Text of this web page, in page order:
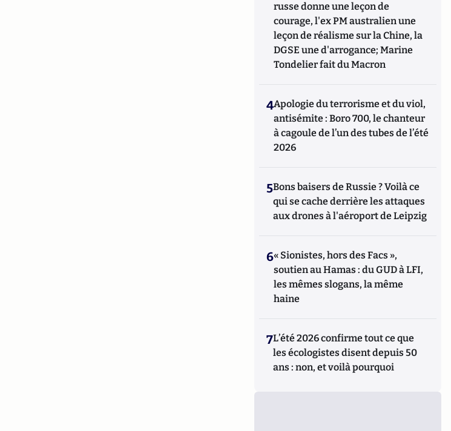
russe donne une leçon de
courage, l'ex PM australien une
leçon de réalisme sur la Chine, la
DGSE une d'arrogance; Marine
Tondelier fait du Macron
4Apologie du terrorisme et du viol,
antisémite : Boro 700, le chanteur
à cagoule de l’un des tubes de l’été
2026
5Bons baisers de Russie ? Voilà ce
qui se cache derrière les attaques
aux drones à l'aéroport de Leipzig
6« Sionistes, hors des Facs »,
soutien au Hamas : du GUD à LFI,
les mêmes slogans, la même
haine
7L’été 2026 confirme tout ce que
les écologistes disent depuis 50
ans : non, et voilà pourquoi